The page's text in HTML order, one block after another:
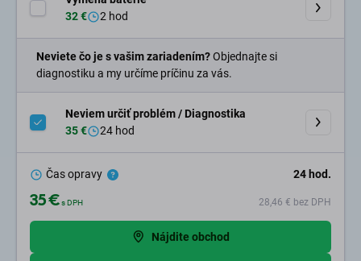
32 €
2 hod
Neviete čo je s vašim zariadením?Objednajte si
diagnostiku a my určíme príčinu za vás.
Neviem určiť problém / Diagnostika
35 €
24 hod
Čas opravy 24 hod.
35 €s DPH 28,46 € bez DPH
Nájdite obchod